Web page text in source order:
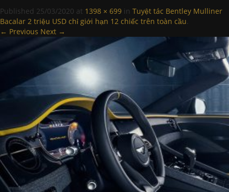
Published 25/03/2020 at 1398 × 699 in Tuyệt tác Bentley Mulliner
Bacalar 2 triệu USD chỉ giới hạn 12 chiếc trên toàn cầu.
← Previous Next →